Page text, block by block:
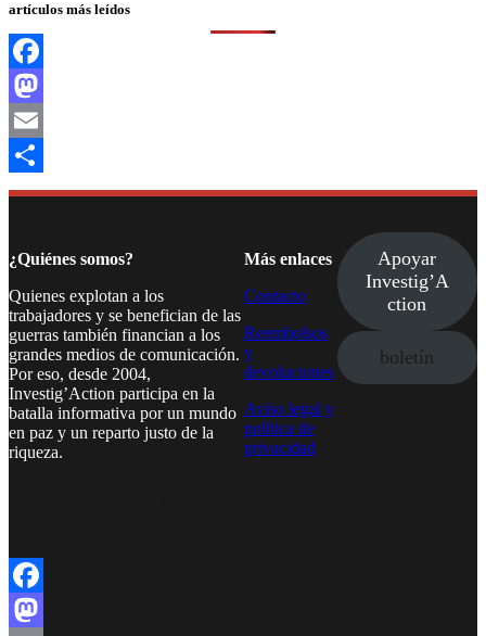
artículos más leídos
Facebook
Mastodon
Email
Compartir
¿Quiénes somos?
Quienes explotan a los
trabajadores y se benefician de las
guerras también financian a los
grandes medios de comunicación.
Por eso, desde 2004,
Investig’Action participa en la
batalla informativa por un mundo
en paz y un reparto justo de la
riqueza.
Más enlaces
Contacto
Reembolsos
y
devoluciones
Aviso legal y
política de
privacidad
Apoyar
Investig’A
ction
boletín
Facebook